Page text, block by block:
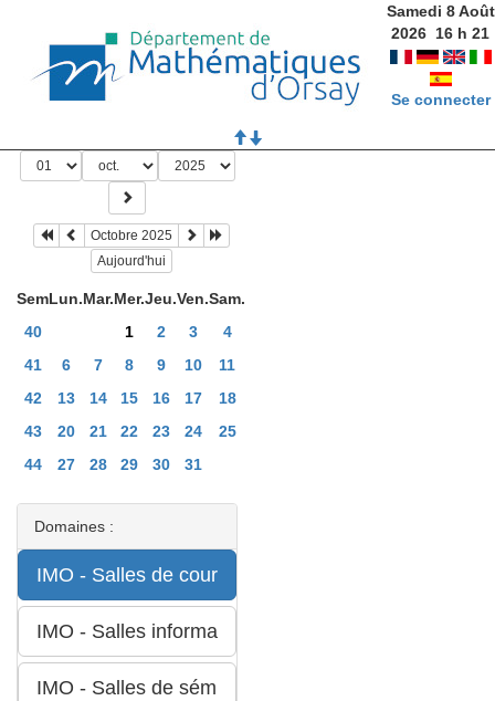
Samedi 8 Août
2026 16 h21
Se connecter
Octobre 2025
Aujourd'hui
SemLun.Mar.Mer.Jeu.Ven.Sam.
40
1 2 3
4
41
6 7 8 9 10
11
42
13 14 15 16 17
18
43
20 21 22 23 24
25
44
27 28 29 30 31
Domaines :